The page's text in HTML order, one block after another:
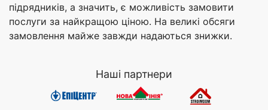
підрядників, а значить, є можливість замовити
послуги за найкращою ціною. На великі обсяги
замовлення майже завжди надаються знижки.
Наші партнери